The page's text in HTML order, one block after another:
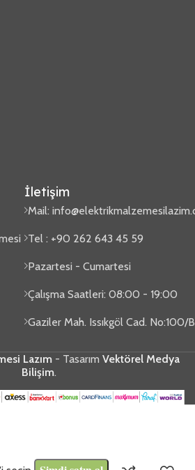
İletişim
Mail:
Tel : +90 262 643 45 59
Pazartesi - Cumartesi
Çalışma Saatleri: 08:00 - 19:00
Gaziler Mah. Issıkgöl Cad. No:100/
Lazım- Tasarım Vektörel Medya
Bilişim.